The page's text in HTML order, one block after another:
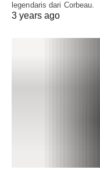
legendaris dari Corbeau.
3 years ago